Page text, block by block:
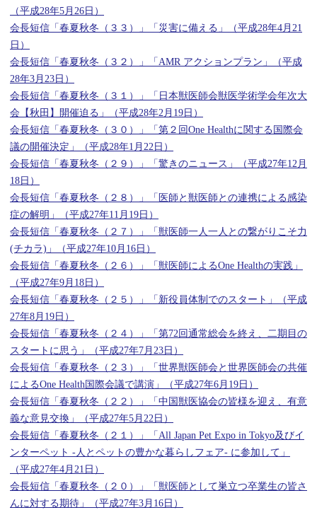
（平成28年5月26日）
会長短信「春夏秋冬（３３）」「災害に備える」（平成28年4月21
日）
会長短信「春夏秋冬（３２）」「AMR アクションプラン」（平成
28年3月23日）
会長短信「春夏秋冬（３１）」「日本獣医師会獣医学術学会年次大
会【秋田】開催迫る」（平成28年2月19日）
会長短信「春夏秋冬（３０）」「第２回One Healthに関する国際会
議の開催決定」（平成28年1月22日）
会長短信「春夏秋冬（２９）」「驚きのニュース」（平成27年12月
18日）
会長短信「春夏秋冬（２８）」「医師と獣医師との連携による感染
症の解明」（平成27年11月19日）
会長短信「春夏秋冬（２７）」「獣医師一人一人との繋がりこそ力
(チカラ)」（平成27年10月16日）
会長短信「春夏秋冬（２６）」「獣医師によるOne Healthの実践」
（平成27年9月18日）
会長短信「春夏秋冬（２５）」「新役員体制でのスタート」（平成
27年8月19日）
会長短信「春夏秋冬（２４）」「第72回通常総会を終え、二期目の
スタートに思う」（平成27年7月23日）
会長短信「春夏秋冬（２３）」「世界獣医師会と世界医師会の共催
によるOne Health国際会議で講演」（平成27年6月19日）
会長短信「春夏秋冬（２２）」「中国獣医協会の皆様を迎え、有意
義な意見交換」（平成27年5月22日）
会長短信「春夏秋冬（２１）」「All Japan Pet Expo in Tokyo及びイ
ンターペット -人とペットの豊かな暮らしフェア- に参加して」
（平成27年4月21日）
会長短信「春夏秋冬（２０）」「獣医師として巣立つ卒業生の皆さ
んに対する期待」（平成27年3月16日）